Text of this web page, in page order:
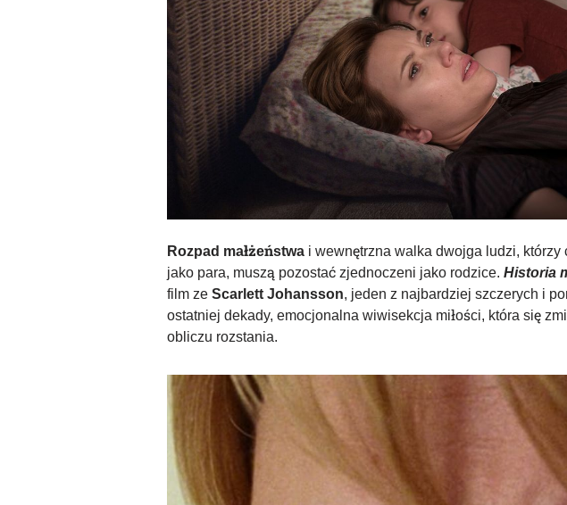
Rozpad małżeństwa i wewnętrzna walka dwojga ludzi,
jako para, muszą pozostać zjednoczeni jako rodzice. Historia
film ze Scarlett Johansson, jeden z najbardziej szczerych i
ostatniej dekady, emocjonalna wiwisekcja miłości, która się
obliczu rozstania.